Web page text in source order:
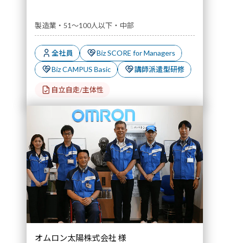
製造業・51～100人以下・中部
全社員
Biz SCORE for Managers
Biz CAMPUS Basic
講師派遣型研修
自立自走/主体性
オムロン太陽株式会社 様